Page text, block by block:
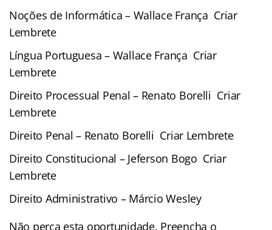
Noções de Informática – Wallace França Criar
Lembrete
Língua Portuguesa – Wallace França Criar
Lembrete
Direito Processual Penal – Renato Borelli Criar
Lembrete
Direito Penal – Renato Borelli Criar Lembrete
Direito Constitucional – Jeferson Bogo Criar
Lembrete
Direito Administrativo – Márcio Wesley
Não perca esta oportunidade. Preencha o